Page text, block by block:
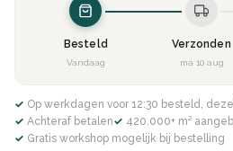
Besteld
Vandaag
Verzonden
ma 10 aug
✓ Op werkdagen voor 12:30 besteld,
✓ Achteraf betalen
✓ 420.000+ m²
✓ Gratis workshop mogelijk bij bestelling